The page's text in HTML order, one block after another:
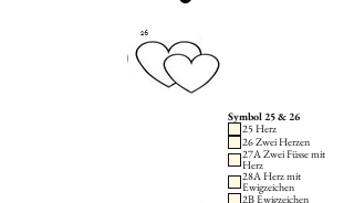
Symbol 25 & 26
25 Herz
26 Zwei Herzen
27A Zwei Füsse mit
Herz
28A Herz mit
Ewigzeichen
2B Ewigzeichen